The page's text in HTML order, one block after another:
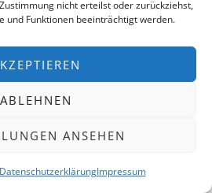
nicht erteilst oder zurückziehst,
und Funktionen beeinträchtigt werden.
ABLEHNEN
ANSEHEN
DatenschutzerklärungImpressum